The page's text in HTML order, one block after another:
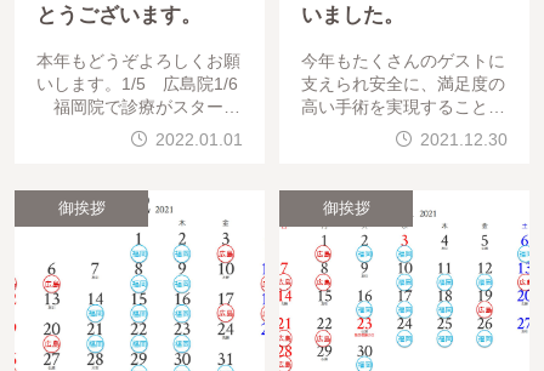
とうございます。
本年もどうぞよろしくお願
いします。1/5 広島院1/6
福岡院で診療がスタート
していきます。よろしくお
2022.01.01
いました。
今年もたくさんのゲストに
支えられ安全に、満足度の
高い手術を実現することが
できました。来年もよろし
くお願いします。&n
2021.12.30
御挨拶 御挨拶